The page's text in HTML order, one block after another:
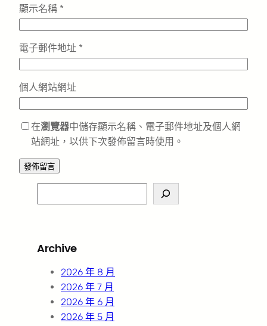
顯示名稱 *
電子郵件地址 *
個人網站網址
在瀏覽器中儲存顯示名稱、電子郵件地址及個人網
站網址，以供下次發佈留言時使用。
e
c
Archive
2026 年 8 月
2026 年 7 月
2026 年 6 月
2026 年 5 月